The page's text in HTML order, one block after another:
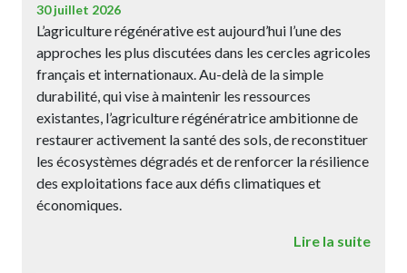
30 juillet 2026
L’agriculture régénérative est aujourd’hui l’une des
approches les plus discutées dans les cercles agricoles
français et internationaux. Au-delà de la simple
durabilité, qui vise à maintenir les ressources
existantes, l’agriculture régénératrice ambitionne de
restaurer activement la santé des sols, de reconstituer
les écosystèmes dégradés et de renforcer la résilience
des exploitations face aux défis climatiques et
économiques.
Lire la suite